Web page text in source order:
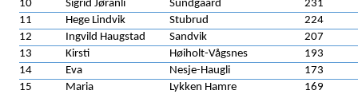
10 Sigrid Jøranli Sundgaard
231
11
Hege Lindvik Stubrud
224
12
Ingvild Haugstad Sandvik
207
13
Kirsti Høiholt-Vågsnes
193
14
Eva Nesje-Haugli
173
15
Maria Lykken Hamre
169